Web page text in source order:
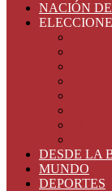
NACIÓN
DESDE LA
MUNDO
DEPORTES